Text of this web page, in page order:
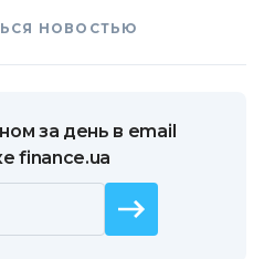
НОВОСТЬЮ
за день в email
finance.ua